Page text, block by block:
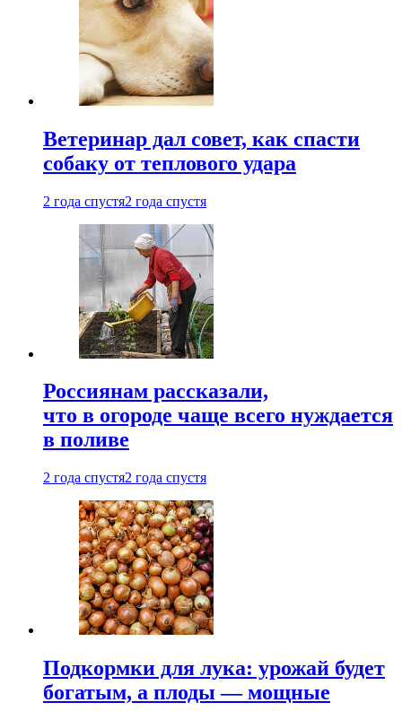
Ветеринар дал совет, как спасти
собаку от теплового удара
2 года спустя2 года спустя
Россиянам рассказали,
что в огороде чаще всего нуждается
в поливе
2 года спустя2 года спустя
Подкормки для лука: урожай будет
богатым, а плоды — мощные